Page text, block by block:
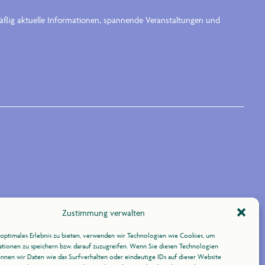
Zustimmung verwalten
Erlebnis zu bieten, verwenden wir Technologien wie Cookies, um
zu speichern bzw. darauf zuzugreifen. Wenn Sie diesen Technologien
wir Daten wie das Surfverhalten oder eindeutige IDs auf dieser Website
aktuelle Informationen, spannende Veranstaltungen und